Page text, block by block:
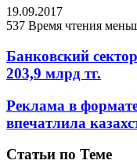
19.09.2017
537 Время чтения
Банковский
203,9 млрд тг.
Реклама в
впечатлила
Статьи по Теме